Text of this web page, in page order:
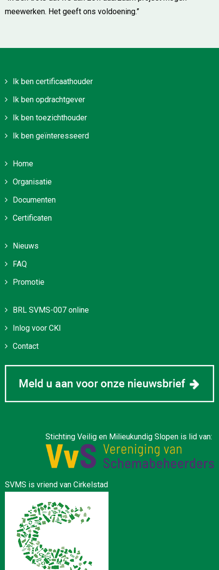
meewerken. Het geeft ons voldoening.”
Ik ben certificaathouder
Ik ben opdrachtgever
Ik ben toezichthouder
Ik ben geïnteresseerd
Home
Organisatie
Documenten
Certificaten
Nieuws
FAQ
Promotie
BRL SVMS-007 online
Inlog voor CKI
Contact
Stichting Veilig en Milieukundig Slopen is lid van:
SVMS is vriend van Cirkelstad